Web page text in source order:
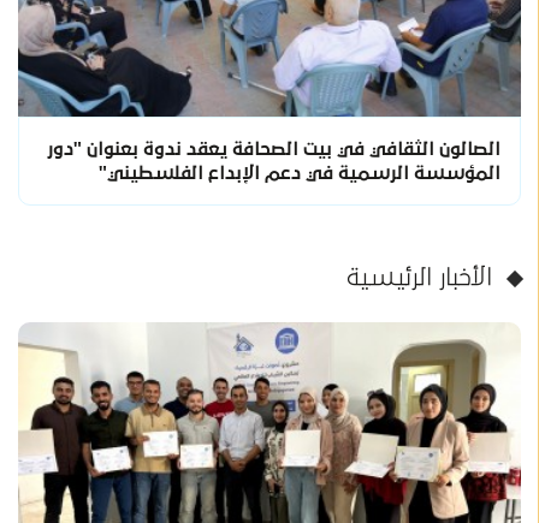
الصالون الثقافي في بيت الصحافة يعقد ندوة بعنوان "دور
المؤسسة الرسمية في دعم الإبداع الفلسطيني"
الأخبار الرئيسية